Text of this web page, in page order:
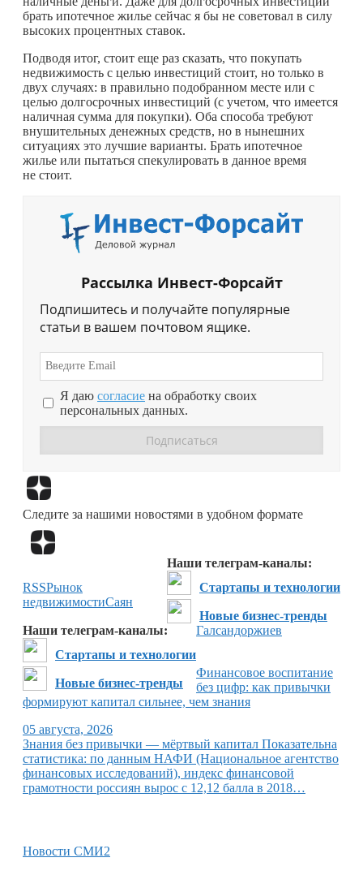
брать ипотечное жилье сейчас я бы не советовал в силу
высоких процентных ставок.
Подводя итог, стоит еще раз сказать, что покупать
недвижимость с целью инвестиций стоит, но только в
двух случаях: в правильно подобранном месте или с
целью долгосрочных инвестиций (с учетом, что имеется
наличная сумма для покупки). Оба способа требуют
внушительных денежных средств, но в нынешних
ситуациях это лучшие варианты. Брать ипотечное
жилье или пытаться спекулировать в данное время
не стоит.
Рассылка Инвест-Форсайт
Подпишитесь и получайте популярные
статьи в вашем почтовом ящике.
Я даю согласие на обработку своих
персональных данных.
Следите за нашими новостями в удобном формате
Наши телеграм-каналы:
Стартапы и технологии
Новые бизнес-тренды
Наши телеграм-каналы:
Стартапы и технологии
Новые бизнес-тренды
RSSРынок
недвижимостиСаян
Галсандоржиев
Финансовое воспитание
без цифр: как привычки
формируют капитал сильнее, чем знания
05 августа, 2026
Знания без привычки — мёртвый капитал Показательна
статистика: по данным НАФИ (Национальное агентство
финансовых исследований), индекс финансовой
грамотности россиян вырос с 12,12 балла в 2018…
Новости СМИ2